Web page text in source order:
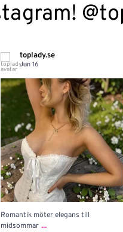
toplady.se
Jun 16
Romantik möter elegans till
midsommar ...